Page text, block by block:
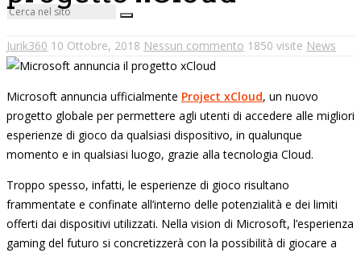
Jurik360 10 Ottobre, 2018 Nessun commento 1850 visite News
Microsoft annuncia ufficialmente Project xCloud, un nuovo
progetto globale per permettere agli utenti di accedere alle migliori
esperienze di gioco da qualsiasi dispositivo, in qualunque
momento e in qualsiasi luogo, grazie alla tecnologia Cloud.
Troppo spesso, infatti, le esperienze di gioco risultano
frammentate e confinate all’interno delle potenzialità e dei limiti
offerti dai dispositivi utilizzati. Nella vision di Microsoft, l’esperienza
gaming del futuro si concretizzerà con la possibilità di giocare a